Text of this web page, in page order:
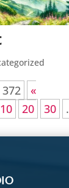
«
10 20 30